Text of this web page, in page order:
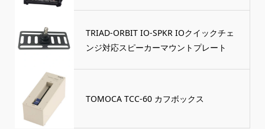
TRIAD-ORBIT IO-SPKR IOクイックチェ
ンジ対応スピーカーマウントプレート
TOMOCA TCC-60 カフボックス